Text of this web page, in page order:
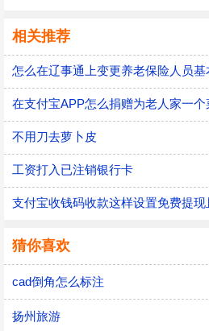
相关推荐
怎么在辽事通上变更养老保险人员基
不用刀去萝卜皮
工资打入已注销银行卡
猜你喜欢
cad倒角怎么标注
扬州旅游